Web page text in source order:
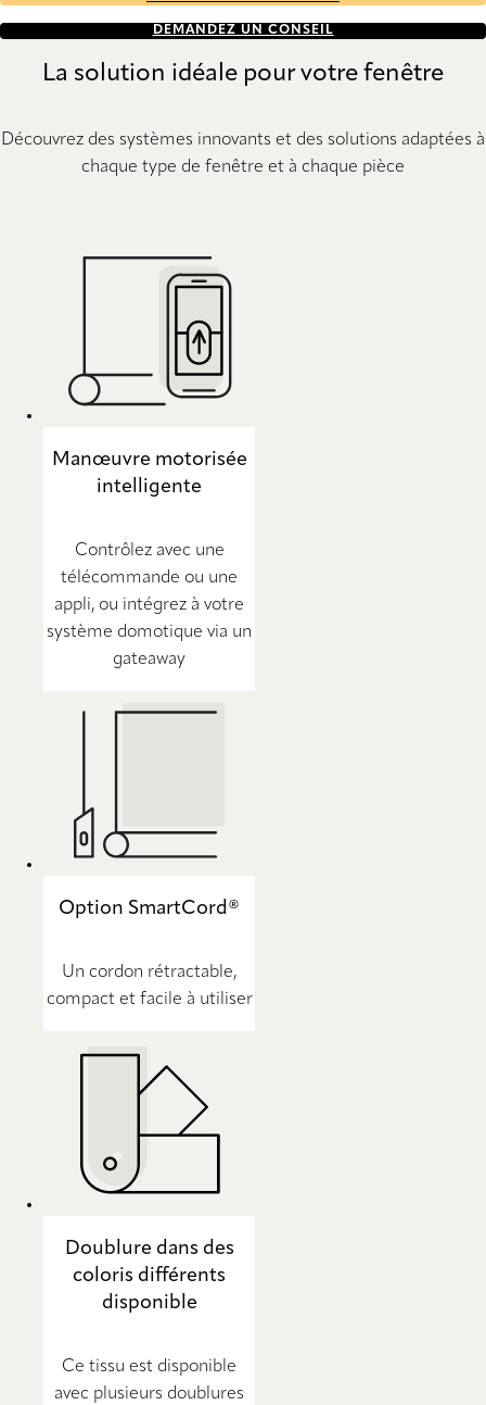
DEMANDEZ UN CONSEIL
La solution idéale pour votre fenêtre
Découvrez des systèmes innovants et des solutions adaptées à
chaque type de fenêtre et à chaque pièce
Manœuvre motorisée
intelligente
Contrôlez avec une
télécommande ou une
appli, ou intégrez à votre
système domotique via un
gateaway
Option SmartCord®
Un cordon rétractable,
compact et facile à utiliser
Doublure dans des
coloris différents
disponible
Ce tissu est disponible
avec plusieurs doublures